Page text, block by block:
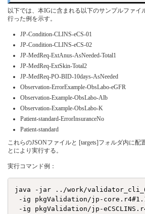
以下では、本IGに含まれる以下のサンプルファイ
行った例を示す。
JP-Condition-CLINS-eCS-01
JP-Condition-CLINS-eCS-02
JP-MedReq-ExtAnus-AsNeeded-Total1
JP-MedReq-ExtSkin-Total2
JP-MedReq-PO-BID-10days-AsNeeded
Observation-ErrorExample-ObsLabo-eGFR
Observation-Example-ObsLabo-Alb
Observation-Example-ObsLabo-K
Patient-standard-ErrorInsuranceNo
Patient-standard
これらのJSONファイルと [targets]フォルダ内に
とにより実行する。
実行コマンド例：
java -jar ../work/
-ig pkgValidation/jp-
-ig pkgValidation/jp-